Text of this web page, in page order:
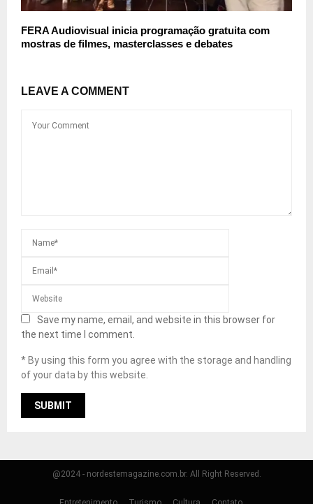
FERA Audiovisual inicia programação gratuita com
mostras de filmes, masterclasses e debates
LEAVE A COMMENT
Save my name, email, and website in this browser for
the next time I comment.
* By using this form you agree with the storage and handling
of your data by this website.
@2024 - nordestemagazine.com.br. All Right Reserved.